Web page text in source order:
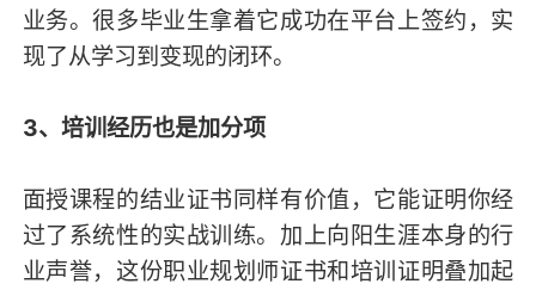
业务。很多毕业生拿着它成功在平台上签约，实
现了从学习到变现的闭环。
3、培训经历也是加分项
面授课程的结业证书同样有价值，它能证明你经
过了系统性的实战训练。加上向阳生涯本身的行
业声誉，这份职业规划师证书和培训证明叠加起